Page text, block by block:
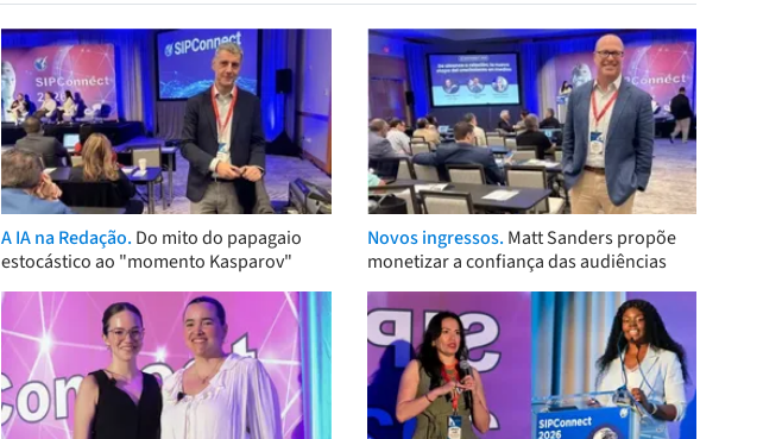
A IA na Redação. Do mito do papagaio
estocástico ao "momento Kasparov"
Novos ingressos. Matt Sanders propõe
monetizar a confiança das audiências